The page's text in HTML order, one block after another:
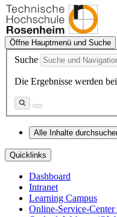
Öffne Hauptmenü und Suche
Suche
Die Ergebnisse werden
Alle Inhalte
Quicklinks
Dashboard
Intranet
Learning Campus
Online-Service-